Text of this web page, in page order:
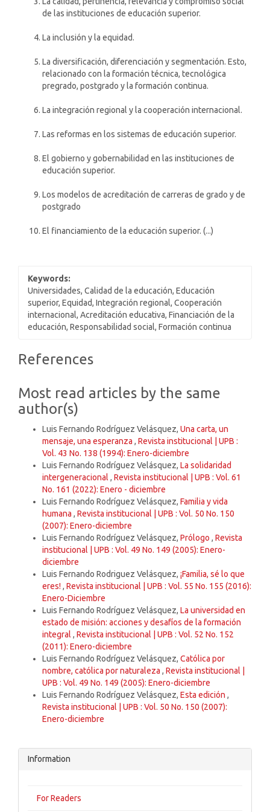
de las instituciones de educación superior.
La inclusión y la equidad.
La diversificación, diferenciación y segmentación. Esto,
relacionado con la formación técnica, tecnológica
pregrado, postgrado y la formación continua.
La integración regional y la cooperación internacional.
Las reformas en los sistemas de educación superior.
El gobierno y gobernabilidad en las instituciones de
educación superior.
Los modelos de acreditación de carreras de grado y de
postgrado
El financiamiento de la educación superior. (...)
Keywords:
Universidades, Calidad de la educación, Educación
superior, Equidad, Integración regional, Cooperación
internacional, Acreditación educativa, Financiación de la
educación, Responsabilidad social, Formación continua
Article
References
Most read articles by the same
author(s)
Luis Fernando Rodríguez Velásquez, Una carta, un
mensaje, una esperanza , Revista institucional | UPB :
Vol. 43 No. 138 (1994): Enero-diciembre
Luis Fernando Rodríguez Velásquez, La solidaridad
intergeneracional , Revista institucional | UPB : Vol. 61
No. 161 (2022): Enero - diciembre
Luis Fernando Rodríguez Velásquez, Familia y vida
humana , Revista institucional | UPB : Vol. 50 No. 150
(2007): Enero-diciembre
Luis Fernando Rodríguez Velásquez, Prólogo , Revista
institucional | UPB : Vol. 49 No. 149 (2005): Enero-
diciembre
Luis Fernando Rodriguez Velásquez, ¡Familia, sé lo que
eres! , Revista institucional | UPB : Vol. 55 No. 155 (2016):
Enero-Diciembre
Luis Fernando Rodríguez Velásquez, La universidad en
estado de misión: acciones y desafíos de la formación
integral , Revista institucional | UPB : Vol. 52 No. 152
(2011): Enero-diciembre
Luis Fernando Rodríguez Velásquez, Católica por
nombre, católica por naturaleza , Revista institucional |
UPB : Vol. 49 No. 149 (2005): Enero-diciembre
Luis Fernando Rodríguez Velásquez, Esta edición ,
Revista institucional | UPB : Vol. 50 No. 150 (2007):
Enero-diciembre
Information
For Readers